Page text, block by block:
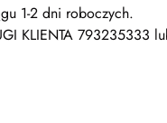
1-2 dni roboczych.
KLIENTA 793235333